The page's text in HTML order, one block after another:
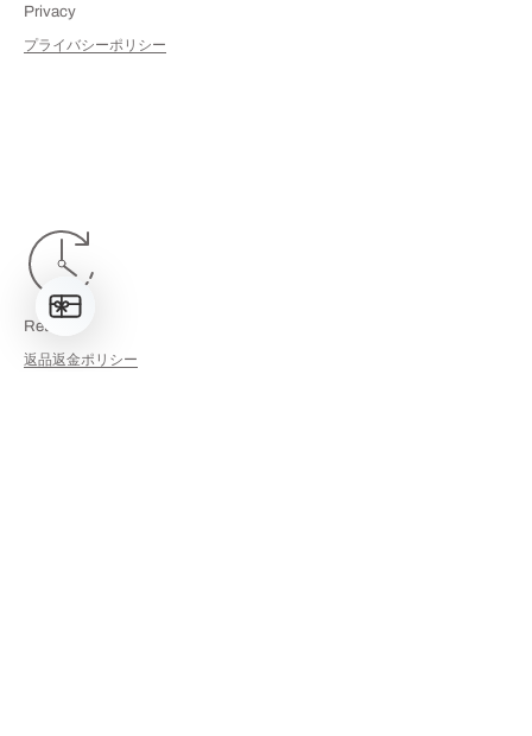
Privacy
プライバシーポリシー
Returns
返品返金ポリシー